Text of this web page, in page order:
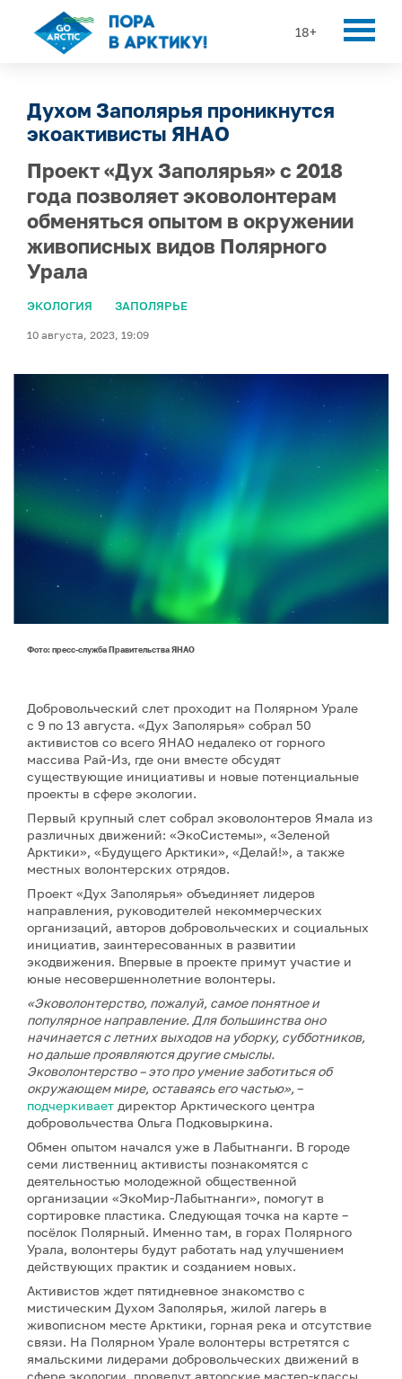
18+
Духом Заполярья проникнутся
экоактивисты ЯНАО
Проект «Дух Заполярья» с 2018
года позволяет эковолонтерам
обменяться опытом в окружении
живописных видов Полярного
Урала
ЭКОЛОГИЯ ЗАПОЛЯРЬЕ
10 августа, 2023, 19:09
Фото: пресс-служба Правительства ЯНАО
Добровольческий слет проходит на Полярном Урале
с 9 по 13 августа. «Дух Заполярья» собрал 50
активистов со всего ЯНАО недалеко от горного
массива Рай-Из, где они вместе обсудят
существующие инициативы и новые потенциальные
проекты в сфере экологии.
Первый крупный слет собрал эковолонтеров Ямала из
различных движений: «ЭкоСистемы», «Зеленой
Арктики», «Будущего Арктики», «Делай!», а также
местных волонтерских отрядов.
Проект «Дух Заполярья» объединяет лидеров
направления, руководителей некоммерческих
организаций, авторов добровольческих и социальных
инициатив, заинтересованных в развитии
экодвижения. Впервые в проекте примут участие и
юные несовершеннолетние волонтеры.
«Эковолонтерство, пожалуй, самое понятное и
популярное направление. Для большинства оно
начинается с летних выходов на уборку, субботников,
но дальше проявляются другие смыслы.
Эковолонтерство – это про умение заботиться об
окружающем мире, оставаясь его частью», –
подчеркивает директор Арктического центра
добровольчества Ольга Подковыркина.
Обмен опытом начался уже в Лабытнанги. В городе
семи лиственниц активисты познакомятся с
деятельностью молодежной общественной
организации «ЭкоМир-Лабытнанги», помогут в
сортировке пластика. Следующая точка на карте –
посёлок Полярный. Именно там, в горах Полярного
Урала, волонтеры будут работать над улучшением
действующих практик и созданием новых.
Активистов ждет пятидневное знакомство с
мистическим Духом Заполярья, жилой лагерь в
живописном месте Арктики, горная река и отсутствие
связи. На Полярном Урале волонтеры встретятся с
ямальскими лидерами добровольческих движений в